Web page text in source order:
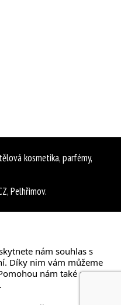
kosmetika, parfémy,
,Pelhřimov.
nám souhlas s
Díky nim vám můžeme
nám také s